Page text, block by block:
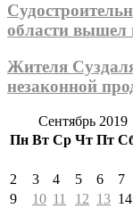
области вышел
Жителя
незаконной
Сентябрь 2019
Пн Вт Ср Чт Пт
2
3 4 5 6 7
9
10 11 12 13 14